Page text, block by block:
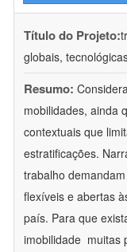
Título do Projeto:
globais,
Resumo:
mobilidades, ainda
contextuais que
estratificações.
trabalho
flexíveis e abertas
país. Para que
imobilidade  muitas